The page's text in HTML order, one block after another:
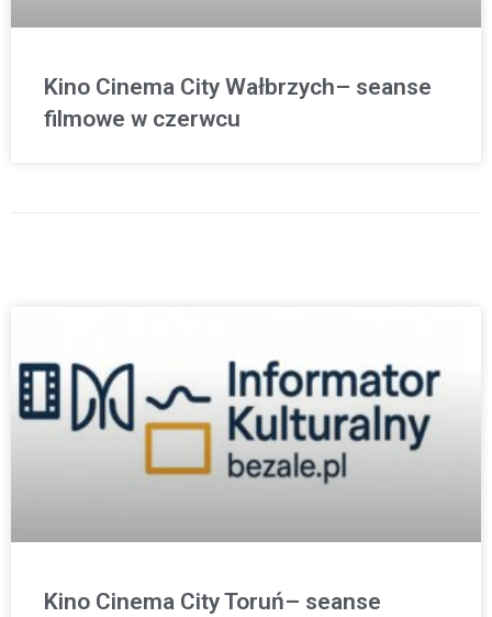
Kino Cinema City Wałbrzych– seanse
filmowe w czerwcu
Kino Cinema City Toruń– seanse